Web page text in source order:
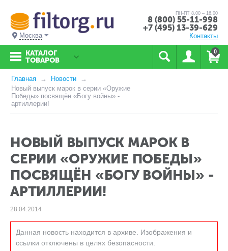
Москва
ПН-ПТ 8.00 – 16.00
8 (800) 55-11-998
+7 (495) 13-39-629
Контакты
0
КАТАЛОГ
ТОВАРОВ
Главная
Новости
Новый выпуск марок в серии «Оружие
Победы» посвящён «Богу войны» -
артиллерии!
НОВЫЙ ВЫПУСК МАРОК В
СЕРИИ «ОРУЖИЕ ПОБЕДЫ»
ПОСВЯЩЁН «БОГУ ВОЙНЫ» -
АРТИЛЛЕРИИ!
28.04.2014
Данная новость находится в архиве. Изображения и
ссылки отключены в целях безопасности.